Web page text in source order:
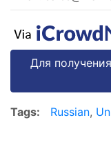
Для
Tags: Russian,